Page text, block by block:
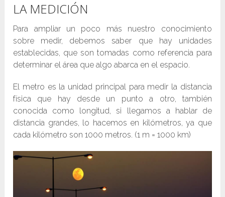
LA MEDICIÓN
Para ampliar un poco más nuestro conocimiento
sobre medir, debemos saber que hay unidades
establecidas, que son tomadas como referencia para
determinar el área que algo abarca en el espacio.
El metro es la unidad principal para medir la distancia
física que hay desde un punto a otro, también
conocida como longitud, si llegamos a hablar de
distancia grandes, lo hacemos en kilómetros, ya que
cada kilómetro son 1000 metros. (1 m = 1000 km)